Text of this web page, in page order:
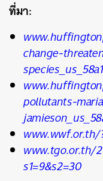
ที่มา:
change-
pollutants-
www.wwf.or.th/
www.tgo.or.th/
s1=9&s2=30